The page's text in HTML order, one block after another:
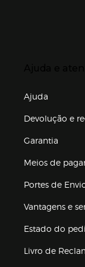
Ajuda
Devolução e
Garantia
Meios de
Portes de
Vantagens e
Estado do
Livro de